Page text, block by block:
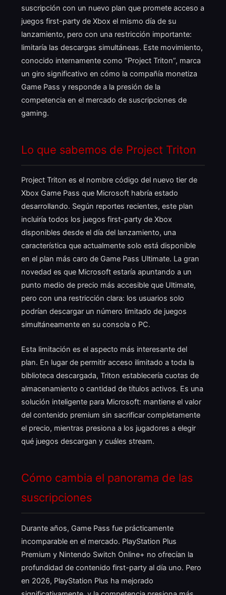
suscripción con un nuevo plan que promete acceso a
juegos first-party de Xbox el mismo día de su
lanzamiento, pero con una restricción importante:
limitaría las descargas simultáneas. Este movimiento,
conocido internamente como “Project Triton”, marca
un giro significativo en cómo la compañía monetiza
Game Pass y responde a la presión de la
competencia en el mercado de suscripciones de
gaming.
Lo que sabemos de Project Triton
Project Triton es el nombre código del nuevo tier de
Xbox Game Pass que Microsoft habría estado
desarrollando. Según reportes recientes, este plan
incluiría todos los juegos first-party de Xbox
disponibles desde el día del lanzamiento, una
característica que actualmente solo está disponible
en el plan más caro de Game Pass Ultimate. La gran
novedad es que Microsoft estaría apuntando a un
punto medio de precio más accesible que Ultimate,
pero con una restricción clara: los usuarios solo
podrían descargar un número limitado de juegos
simultáneamente en su consola o PC.
Esta limitación es el aspecto más interesante del
plan. En lugar de permitir acceso ilimitado a toda la
biblioteca descargada, Triton establecería cuotas de
almacenamiento o cantidad de títulos activos. Es una
solución inteligente para Microsoft: mantiene el valor
del contenido premium sin sacrificar completamente
el precio, mientras presiona a los jugadores a elegir
qué juegos descargan y cuáles stream.
Cómo cambia el panorama de las
suscripciones
Durante años, Game Pass fue prácticamente
incomparable en el mercado. PlayStation Plus
Premium y Nintendo Switch Online+ no ofrecían la
profundidad de contenido first-party al día uno. Pero
en 2026, PlayStation Plus ha mejorado